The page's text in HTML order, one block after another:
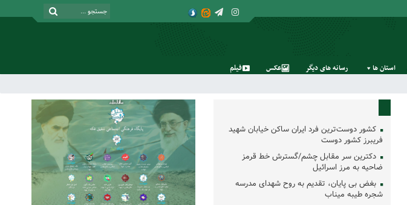
استان‌ ها رسانه‌ های‌ دیگر عکس فیلم
کشور دوست‌ترین فرد ایران ساکن خیابان شهید
فریبرز کشور دوست
دکترین سر مقابل چشم/گسترش خط قرمز
ضاحیه به مرز اسرائیل
بغض بی پایان، تقدیم به روح شهدای مدرسه
شجره طیبه میناب